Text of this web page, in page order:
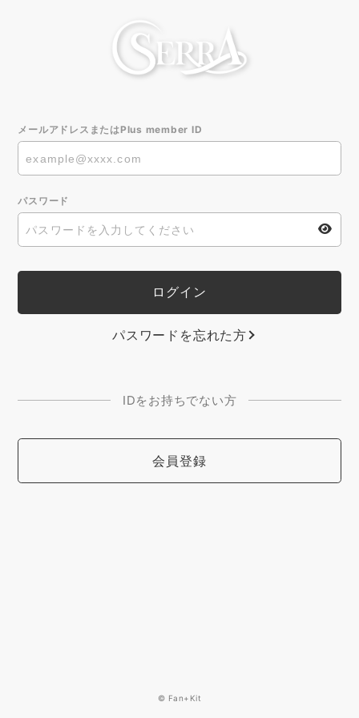
メールアドレスまたはPlus member ID
パスワード
パスワードを忘れた方
IDをお持ちでない方
会員登録
© Fan+Kit